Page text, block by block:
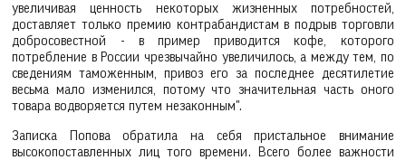
увеличивая ценность некоторых жизненных потребностей,
доставляет только премию контрабандистам в подрыв торговли
добросовестной - в пример приводится кофе, которого
потребление в России чрезвычайно увеличилось, а между тем, по
сведениям таможенным, привоз его за последнее десятилетие
весьма мало изменился, потому что значительная часть оного
товара водворяется путем незаконным".
Записка Попова обратила на себя пристальное внимание
высокопоставленных лиц того времени. Всего более важности